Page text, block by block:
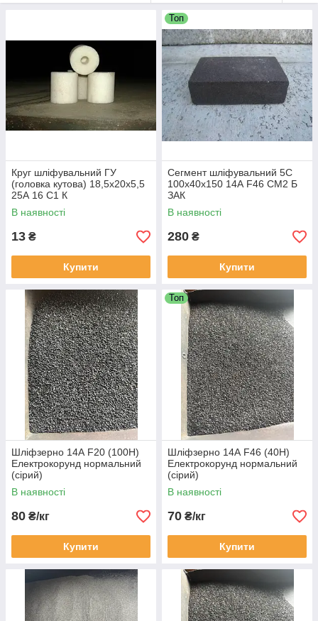
Круг шліфувальний ГУ
(головка кутова) 18,5х20х5,5
25А 16 С1 К
В наявності
13 ₴
Купити
Топ
Сегмент шліфувальний 5С
100х40х150 14А F46 СМ2 Б
ЗАК
В наявності
280 ₴
Купити
Шліфзерно 14А F20 (100Н)
Електрокорунд нормальний
(сірий)
В наявності
80 ₴/кг
Купити
Топ
Шліфзерно 14А F46 (40Н)
Електрокорунд нормальний
(сірий)
В наявності
70 ₴/кг
Купити